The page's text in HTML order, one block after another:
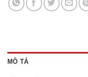
MÔ TẢ